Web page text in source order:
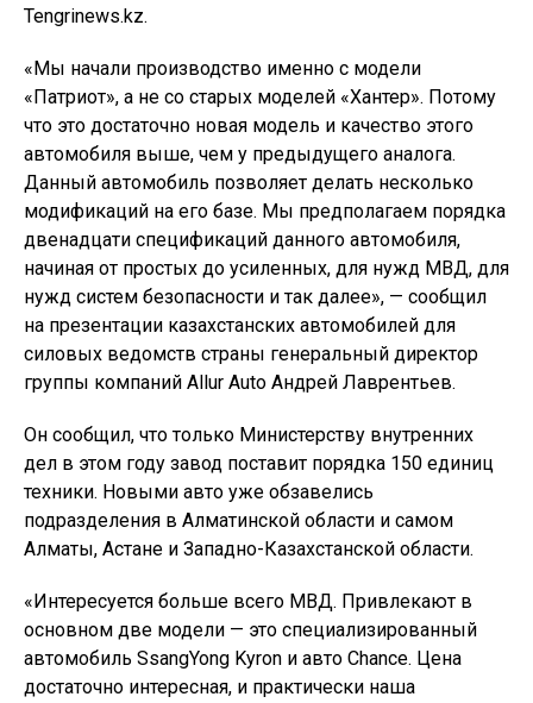
Tengrinews.kz.
«Мы начали производство именно с модели
«Патриот», а не со старых моделей «Хантер». Потому
что это достаточно новая модель и качество этого
автомобиля выше, чем у предыдущего аналога.
Данный автомобиль позволяет делать несколько
модификаций на его базе. Мы предполагаем порядка
двенадцати спецификаций данного автомобиля,
начиная от простых до усиленных, для нужд МВД, для
нужд систем безопасности и так далее», — сообщил
на презентации казахстанских автомобилей для
силовых ведомств страны генеральный директор
группы компаний Allur Auto Андрей Лаврентьев.
Он сообщил, что только Министерству внутренних
дел в этом году завод поставит порядка 150 единиц
техники. Новыми авто уже обзавелись
подразделения в Алматинской области и самом
Алматы, Астане и Западно-Казахстанской области.
«Интересуется больше всего МВД. Привлекают в
основном две модели — это специализированный
автомобиль SsangYong Kyron и авто Chance. Цена
достаточно интересная, и практически наша